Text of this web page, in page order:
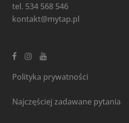
tel. 534 568 546
kontakt@mytap.pl
Polityka prywatności
Najczęściej zadawane pytania